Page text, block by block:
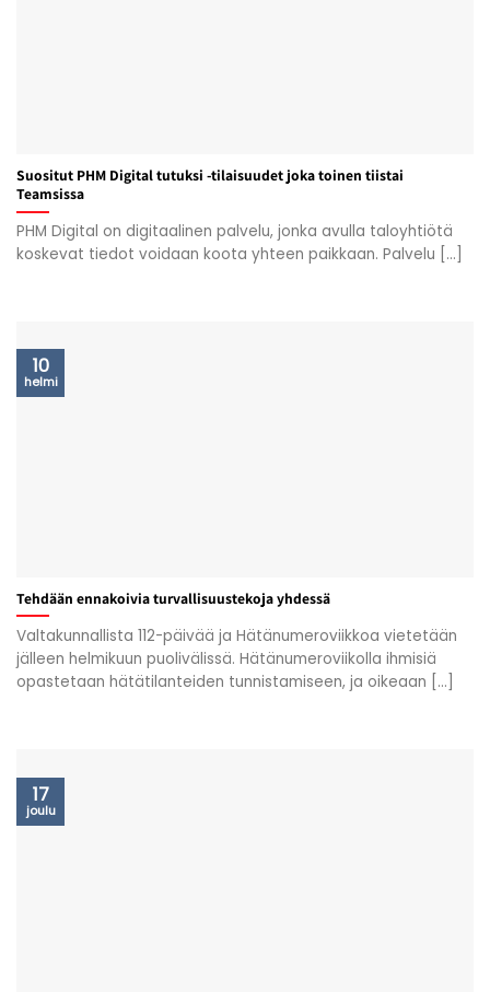
Suositut PHM Digital tutuksi -tilaisuudet joka toinen tiistai
Teamsissa
PHM Digital on digitaalinen palvelu, jonka avulla taloyhtiötä
koskevat tiedot voidaan koota yhteen paikkaan. Palvelu [...]
Tehdään ennakoivia turvallisuustekoja yhdessä
Valtakunnallista 112-päivää ja Hätänumeroviikkoa vietetään
jälleen helmikuun puolivälissä. Hätänumeroviikolla ihmisiä
opastetaan hätätilanteiden tunnistamiseen, ja oikeaan [...]
10
helmi
17
joulu